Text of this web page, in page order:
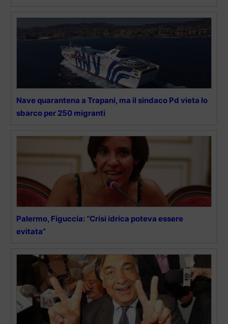
Nave quarantena a Trapani, ma il sindaco Pd vieta lo
sbarco per 250 migranti
Palermo, Figuccia: “Crisi idrica poteva essere
evitata”